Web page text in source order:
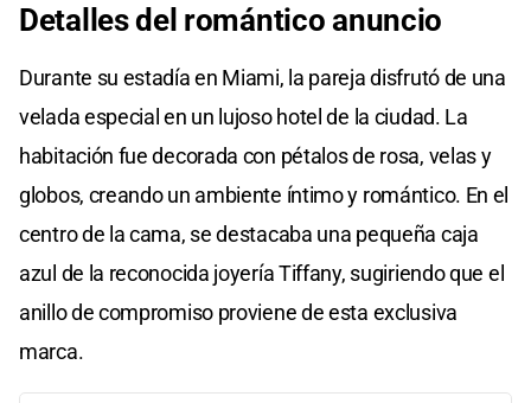
Detalles del romántico anuncio
Durante su estadía en Miami, la pareja disfrutó de una
velada especial en un lujoso hotel de la ciudad. La
habitación fue decorada con pétalos de rosa, velas y
globos, creando un ambiente íntimo y romántico. En el
centro de la cama, se destacaba una pequeña caja
azul de la reconocida joyería Tiffany, sugiriendo que el
anillo de compromiso proviene de esta exclusiva
marca.